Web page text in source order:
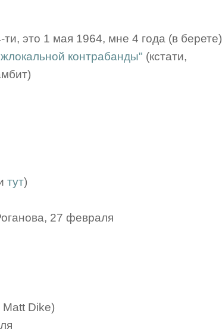
ти, это 1 мая 1964, мне 4 года (в берете)
контрабанды" (кстати,
тут)
27 февраля
Dike)